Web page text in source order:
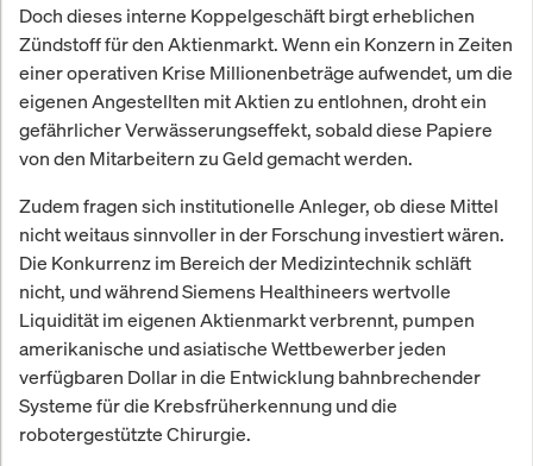
Doch dieses interne Koppelgeschäft birgt erheblichen
Zündstoff für den Aktienmarkt. Wenn ein Konzern in Zeiten
einer operativen Krise Millionenbeträge aufwendet, um die
eigenen Angestellten mit Aktien zu entlohnen, droht ein
gefährlicher Verwässerungseffekt, sobald diese Papiere
von den Mitarbeitern zu Geld gemacht werden.
Zudem fragen sich institutionelle Anleger, ob diese Mittel
nicht weitaus sinnvoller in der Forschung investiert wären.
Die Konkurrenz im Bereich der Medizintechnik schläft
nicht, und während Siemens Healthineers wertvolle
Liquidität im eigenen Aktienmarkt verbrennt, pumpen
amerikanische und asiatische Wettbewerber jeden
verfügbaren Dollar in die Entwicklung bahnbrechender
Systeme für die Krebsfrüherkennung und die
robotergestützte Chirurgie.